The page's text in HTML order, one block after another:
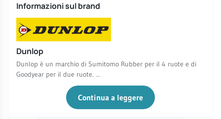
Informazioni sul brand
Dunlop
Dunlop è un marchio di Sumitomo Rubber per il 4 ruote e di
Goodyear per il due ruote. ...
Continua a leggere